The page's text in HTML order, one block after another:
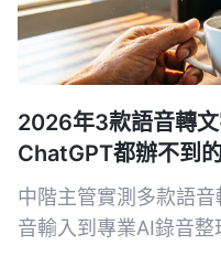
2026年3款語音轉
ChatGPT都辦不到
中階主管實測多款語
音輸入到專業AI錄音